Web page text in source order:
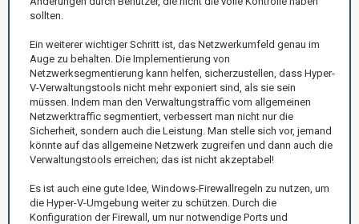
sollten.
Ein weiterer wichtiger Schritt ist, das Netzwerkumfeld genau im
Auge zu behalten. Die Implementierung von
Netzwerksegmentierung kann helfen, sicherzustellen, dass Hyper-
V-Verwaltungstools nicht mehr exponiert sind, als sie sein
müssen. Indem man den Verwaltungstraffic vom allgemeinen
Netzwerktraffic segmentiert, verbessert man nicht nur die
Sicherheit, sondern auch die Leistung. Man stelle sich vor, jemand
könnte auf das allgemeine Netzwerk zugreifen und dann auch die
Verwaltungstools erreichen; das ist nicht akzeptabel!
Es ist auch eine gute Idee, Windows-Firewallregeln zu nutzen, um
die Hyper-V-Umgebung weiter zu schützen. Durch die
Konfiguration der Firewall, um nur notwendige Ports und